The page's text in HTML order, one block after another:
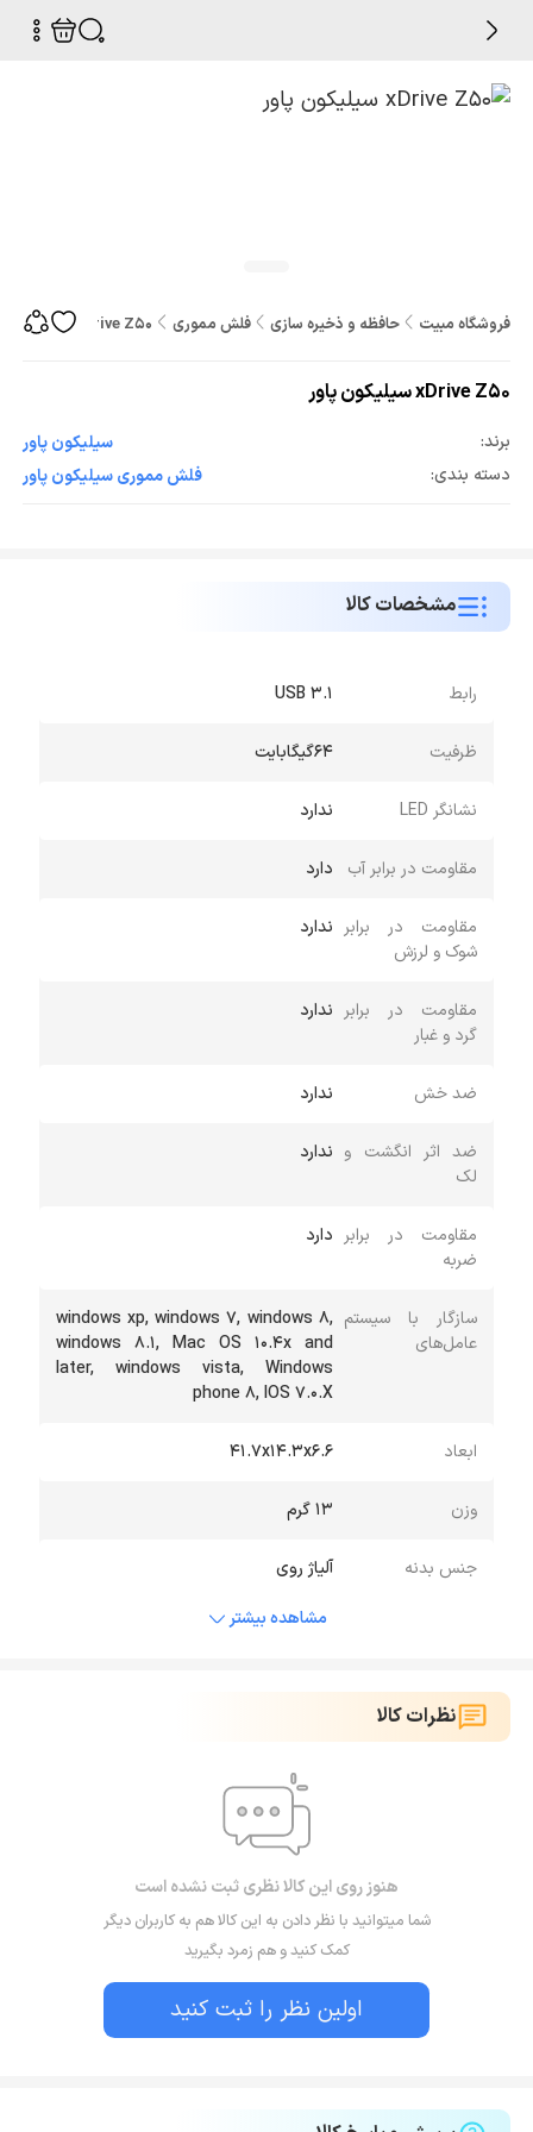
فروشگاه مبیت حافظه و ذخیره سازی فلش مموری xDrive Z50 سیلیکون پاور
xDrive Z50 سیلیکون پاور
برند:
سيليکون پاور
دسته بندی:
فلش مموری سيليکون پاور
مشخصات کالا
رابط USB 3.1
ظرفیت 64گیگابایت
نشانگر LED ندارد
مقاومت در برابر آب دارد
مقاومت در برابر
شوک و لرزش
ندارد
مقاومت در برابر
گرد و غبار
ندارد
ضد خش ندارد
ضد اثر انگشت و
لک
ندارد
مقاومت در برابر
ضربه
دارد
سازگار با سیستم
عامل‌های
windows xp, windows 7, windows 8,
windows 8.1, Mac OS 10.4x and
later, windows vista, Windows
phone 8, IOS 7.0.X
ابعاد 41.7x14.3x6.6
وزن 13 گرم
جنس بدنه
آلیاژ روی
مشاهده بیشتر
نظرات کالا
هنوز روی این کالا نظری ثبت نشده است
شما میتوانید با نظر دادن به این کالا هم به کاربران دیگر
کمک کنید و هم زمرد بگیرید
اولین نظر را ثبت کنید